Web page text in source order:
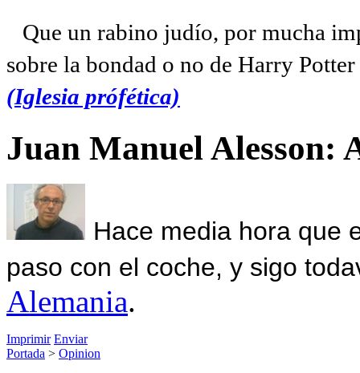
Que un rabino judío, por mucha
sobre la bondad o no de Harry
(Iglesia prófética)
Juan Manuel Alesson:
Hace media hora que
paso con el coche, y sigo
Alemania.
Imprimir Enviar
Portada > Opinion